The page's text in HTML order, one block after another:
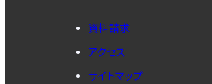
資料請求
アクセス
サイトマップ